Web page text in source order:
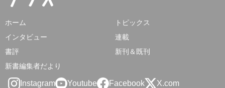
ホーム
トピックス
インタビュー
連載
書評
新刊＆既刊
新書編集者だより
Instagram Youtube Facebook X.com